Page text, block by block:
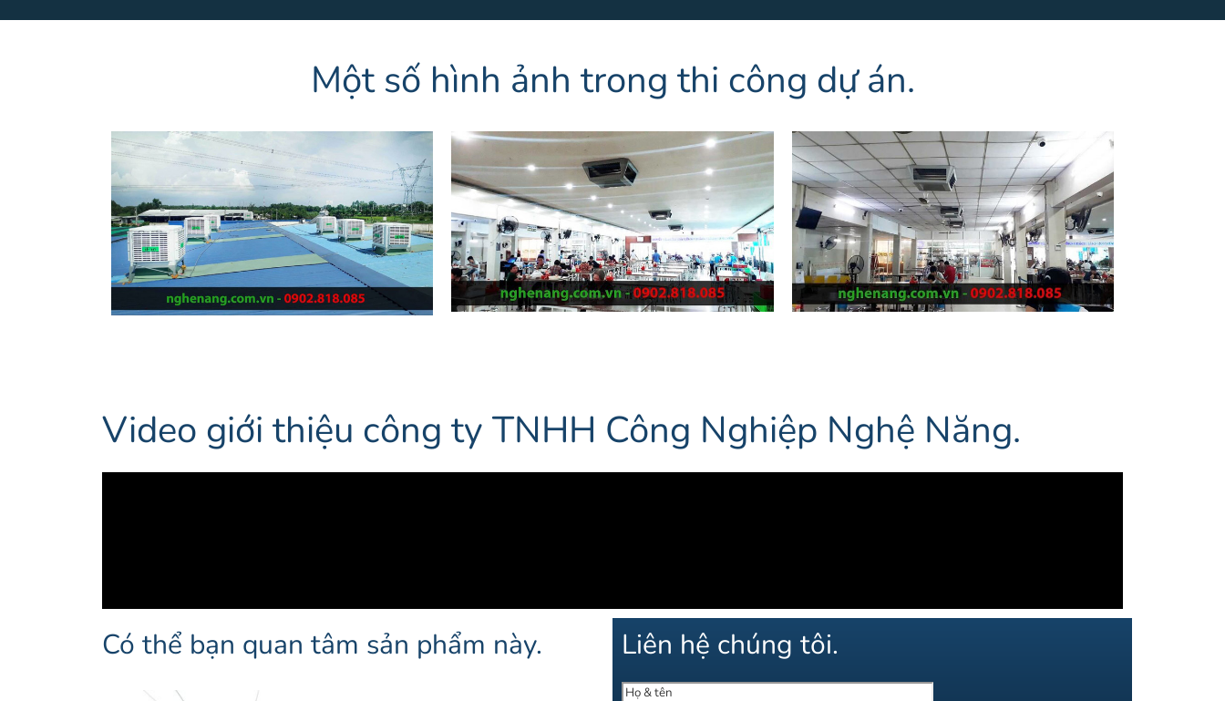
Một số hình ảnh trong thi công dự án.
Video giới thiệu công ty TNHH Công Nghiệp Nghệ Năng.
Có thể bạn quan tâm sản phẩm này. Liên hệ chúng tôi.